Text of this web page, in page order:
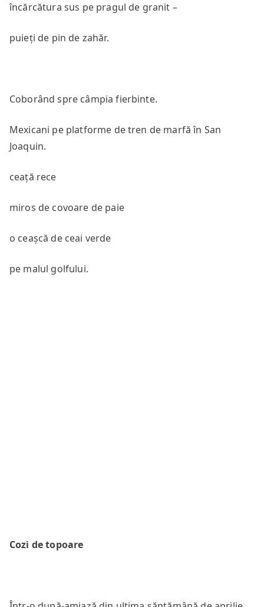
încărcătura sus pe pragul de granit –
puieți de pin de zahăr.
Coborând spre câmpia fierbinte.
Mexicani pe platforme de tren de marfă în San
Joaquin.
ceață rece
miros de covoare de paie
o ceașcă de ceai verde
pe malul golfului.
Cozi de topoare